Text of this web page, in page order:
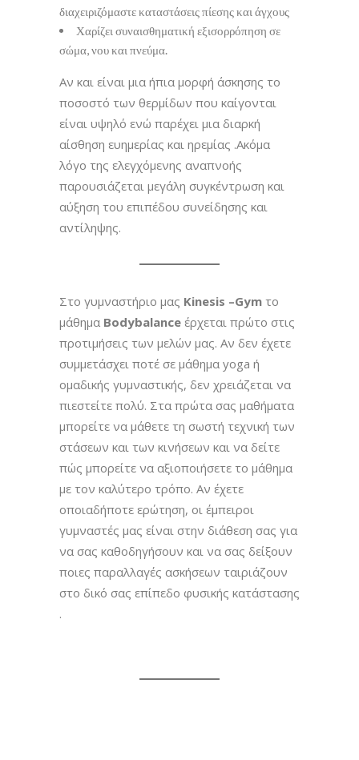
διαχειριζόμαστε καταστάσεις πίεσης και άγχους
Χαρίζει συναισθηματική εξισορρόπηση σε
σώμα, νου και πνεύμα.
Αν και είναι μια ήπια μορφή άσκησης το
ποσοστό των θερμίδων που καίγονται
είναι υψηλό ενώ παρέχει μια διαρκή
αίσθηση ευημερίας και ηρεμίας .Ακόμα
λόγο της ελεγχόμενης αναπνοής
παρουσιάζεται μεγάλη συγκέντρωση και
αύξηση του επιπέδου συνείδησης και
αντίληψης.
Στο γυμναστήριο μας Kinesis –Gym το
μάθημα Bodybalance έρχεται πρώτο στις
προτιμήσεις των μελών μας. Αν δεν έχετε
συμμετάσχει ποτέ σε μάθημα yoga ή
ομαδικής γυμναστικής, δεν χρειάζεται να
πιεστείτε πολύ. Στα πρώτα σας μαθήματα
μπορείτε να μάθετε τη σωστή τεχνική των
στάσεων και των κινήσεων και να δείτε
πώς μπορείτε να αξιοποιήσετε το μάθημα
με τον καλύτερο τρόπο. Αν έχετε
οποιαδήποτε ερώτηση, οι έμπειροι
γυμναστές μας είναι στην διάθεση σας για
να σας καθοδηγήσουν και να σας δείξουν
ποιες παραλλαγές ασκήσεων ταιριάζουν
στο δικό σας επίπεδο φυσικής κατάστασης
.